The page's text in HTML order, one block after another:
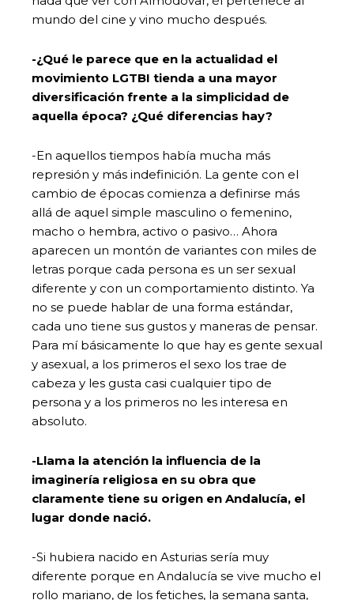
mundo del cine y vino mucho después.
-¿Qué le parece que en la actualidad el
movimiento LGTBI tienda a una mayor
diversificación frente a la simplicidad de
aquella época? ¿Qué diferencias hay?
-En aquellos tiempos había mucha más
represión y más indefinición. La gente con el
cambio de épocas comienza a definirse más
allá de aquel simple masculino o femenino,
macho o hembra, activo o pasivo… Ahora
aparecen un montón de variantes con miles de
letras porque cada persona es un ser sexual
diferente y con un comportamiento distinto. Ya
no se puede hablar de una forma estándar,
cada uno tiene sus gustos y maneras de pensar.
Para mí básicamente lo que hay es gente sexual
y asexual, a los primeros el sexo los trae de
cabeza y les gusta casi cualquier tipo de
persona y a los primeros no les interesa en
absoluto.
-Llama la atención la influencia de la
imaginería religiosa en su obra que
claramente tiene su origen en Andalucía, el
lugar donde nació.
-Si hubiera nacido en Asturias sería muy
diferente porque en Andalucía se vive mucho el
rollo mariano, de los fetiches, la semana santa,